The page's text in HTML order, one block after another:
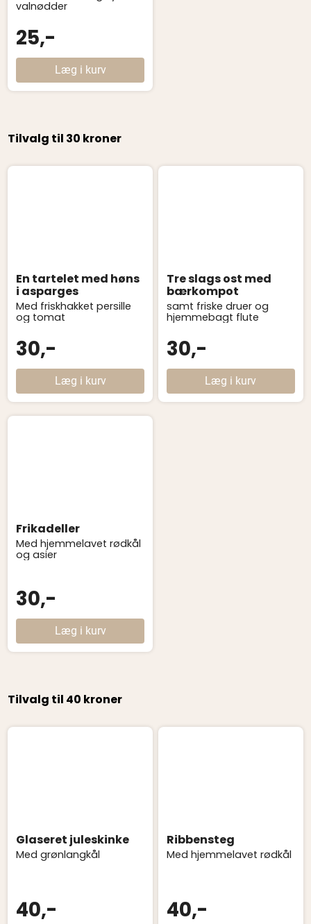
valnødder
25,-
Læg i kurv
Tilvalg til 30 kroner
En tartelet med høns
i asparges
Med friskhakket persille
og tomat
30,-
Læg i kurv
Tre slags ost med
bærkompot
samt friske druer og
hjemmebagt flute
30,-
Læg i kurv
Frikadeller
Med hjemmelavet rødkål
og asier
30,-
Læg i kurv
Tilvalg til 40 kroner
Glaseret juleskinke
Med grønlangkål
40,-
Ribbensteg
Med hjemmelavet rødkål
40,-